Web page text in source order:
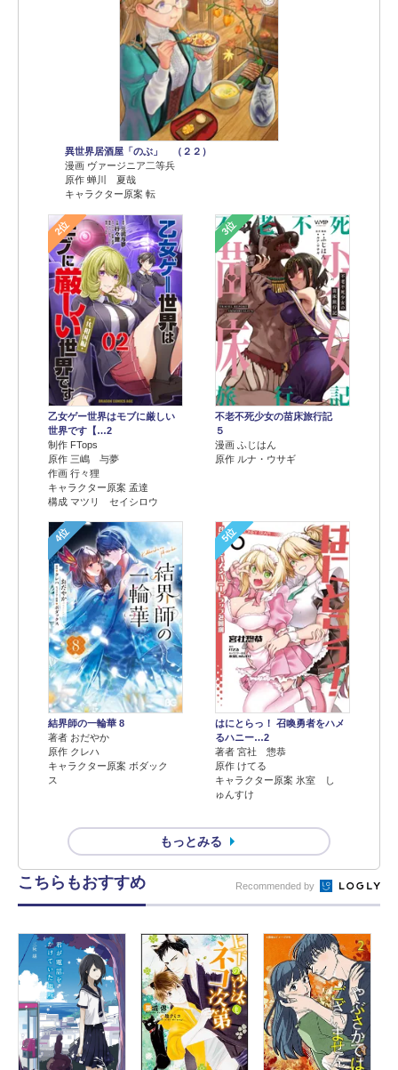
異世界居酒屋「のぶ」 （２２）
漫画 ヴァージニア二等兵
原作 蝉川 夏哉
キャラクター原案 転
2位
乙女ゲー世界はモブに厳しい
世界です【…2
制作 FTops
原作 三嶋 与夢
作画 行々狸
キャラクター原案 孟達
構成 マツリ セイシロウ
3位
不老不死少女の苗床旅行記
５
漫画 ふじはん
原作 ルナ・ウサギ
4位
結界師の一輪華 8
著者 おだやか
原作 クレハ
キャラクター原案 ボダック
ス
5位
はにとらっ！ 召喚勇者をハメ
るハニー…2
著者 宮社 惣恭
原作 けてる
キャラクター原案 氷室 し
ゅんすけ
もっとみる
こちらもおすすめ Recommended by